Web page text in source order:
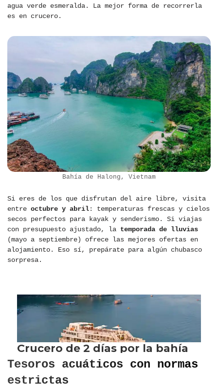
agua verde esmeralda. La mejor forma de recorrerla
es en crucero.
Bahía de Halong, Vietnam
Si eres de los que disfrutan del aire libre, visita
entre octubre y abril: temperaturas frescas y cielos
secos perfectos para kayak y senderismo. Si viajas
con presupuesto ajustado, la temporada de lluvias
(mayo a septiembre) ofrece las mejores ofertas en
alojamiento. Eso sí, prepárate para algún chubasco
sorpresa.
Tesoros acuáticos con normas
estrictas